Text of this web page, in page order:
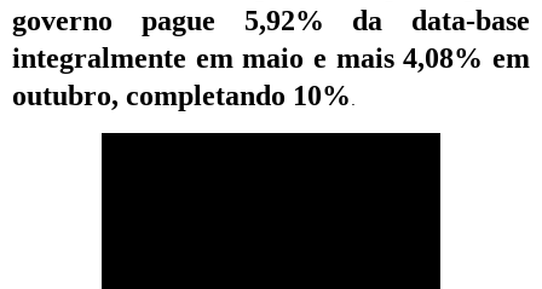
governo pague 5,92% da data-base
integralmente em maio e mais 4,08% em
outubro, completando 10%